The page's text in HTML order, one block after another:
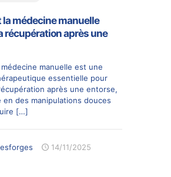
médecine manuelle
récupération après une
médecine manuelle est une
essentielle pour
après une entorse,
en des manipulations douces
[…]
14/11/2025